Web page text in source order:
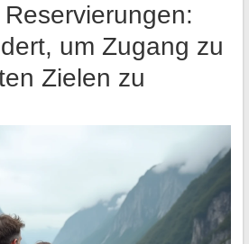
um Zugang zu
Zielen zu